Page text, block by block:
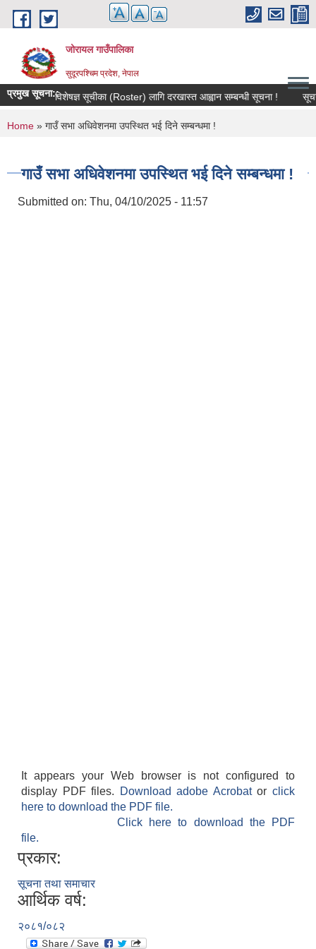
Skip to main content
जोरायल गाउँपालिका
सुदूरपश्चिम प्रदेश, नेपाल
प्रमुख सूचना::
विषयविज्ञ / विशेषज्ञ सूचीका (Roster) लागि दरखास्त आह्वान सम्बन्धी सूचना ! सूचना
You are here
Home » गाउँ सभा अधिवेशनमा उपस्थित भई दिने सम्बन्धमा !
गाउँ सभा अधिवेशनमा उपस्थित भई दिने सम्बन्धमा !
Submitted on: Thu, 04/10/2025 - 11:57
It appears your Web browser is not configured to
display PDF files.
Download adobe Acrobatorclick
here to download the PDF file.
Click here to download the PDF
file.
प्रकार:
सूचना तथा समाचार
आर्थिक वर्ष:
२०८१/०८२